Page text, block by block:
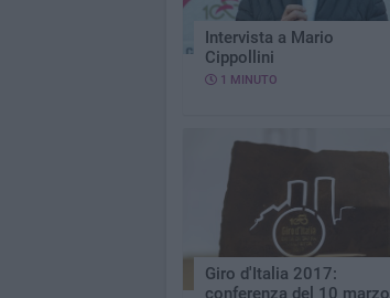
Intervista a Mario
Cippollini
1 MINUTO
Giro d'Italia 2017:
conferenza del 10 marzo